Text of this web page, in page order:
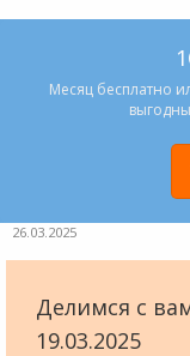
Месяц бесплатно
26.03.2025
Делимся с
19.03.2025